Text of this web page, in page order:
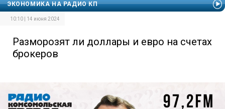
ЭКОНОМИКА НА РАДИО КП
10:10 | 14 июня 2024
Разморозят ли доллары и евро на счетах
брокеров